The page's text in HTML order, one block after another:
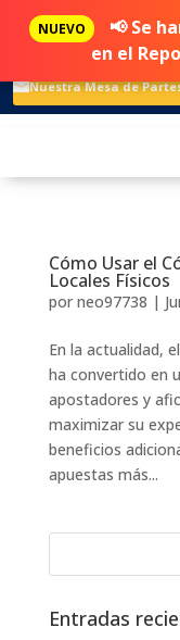
Nuestra Mesa de
Cómo Usar el
Locales Físicos
por neo97738 |
En la actualidad,
ha convertido en
apostadores y
maximizar su
beneficios
apuestas más...
Entradas
NUEVO
📢 Se
en el